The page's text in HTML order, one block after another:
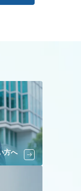
方へ